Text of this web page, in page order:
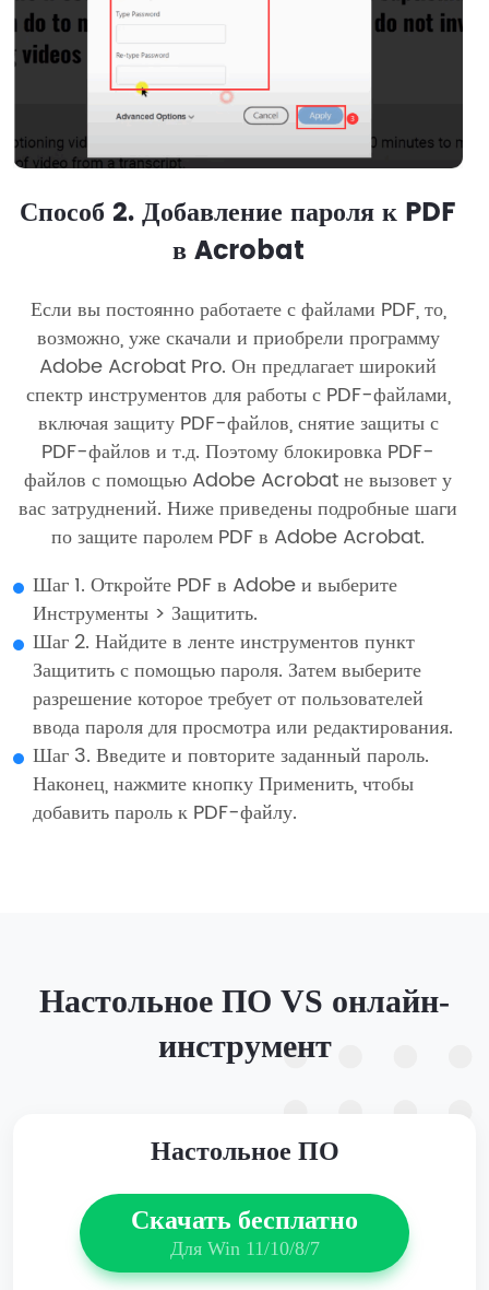
Способ 2. Добавление пароля к PDF
в Acrobat
Если вы постоянно работаете с файлами PDF, то,
возможно, уже скачали и приобрели программу
Adobe Acrobat Pro. Он предлагает широкий
спектр инструментов для работы с PDF-файлами,
включая защиту PDF-файлов, снятие защиты с
PDF-файлов и т.д. Поэтому блокировка PDF-
файлов с помощью Adobe Acrobat не вызовет у
вас затруднений. Ниже приведены подробные шаги
по защите паролем PDF в Adobe Acrobat.
Шаг 1. Откройте PDF в Adobe и выберите
Инструменты > Защитить.
Шаг 2. Найдите в ленте инструментов пункт
Защитить с помощью пароля. Затем выберите
разрешение которое требует от пользователей
ввода пароля для просмотра или редактирования.
Шаг 3. Введите и повторите заданный пароль.
Наконец, нажмите кнопку Применить, чтобы
добавить пароль к PDF-файлу.
Настольное ПО VS онлайн-
инструмент
Настольное ПО
Скачать бесплатно
Для Win 11/10/8/7